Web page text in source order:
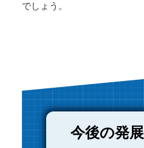
でしょう。
今後の発展